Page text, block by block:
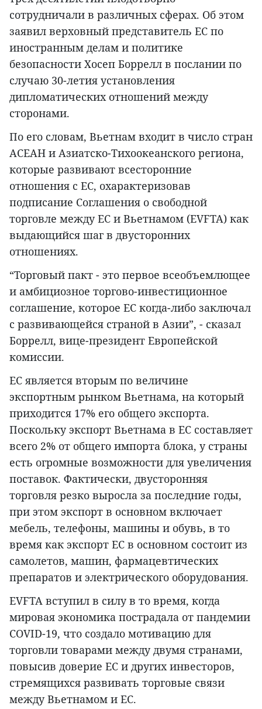
сотрудничали в различных сферах. Об этом
заявил верховный представитель ЕС по
иностранным делам и политике
безопасности Хосеп Боррелл в послании по
случаю 30-летия установления
дипломатических отношений между
сторонами.
По его словам, Вьетнам входит в число стран
АСЕАН и Азиатско-Тихоокеанского региона,
которые развивают всесторонние
отношения с ЕС, охарактеризовав
подписание Соглашения о свободной
торговле между ЕС и Вьетнамом (EVFTA) как
выдающийся шаг в двусторонних
отношениях.
“Торговый пакт - это первое всеобъемлющее
и амбициозное торгово-инвестиционное
соглашение, которое ЕС когда-либо заключал
с развивающейся страной в Азии”, - сказал
Боррелл, вице-президент Европейской
комиссии.
ЕС является вторым по величине
экспортным рынком Вьетнама, на который
приходится 17% его общего экспорта.
Поскольку экспорт Вьетнама в ЕС составляет
всего 2% от общего импорта блока, у страны
есть огромные возможности для увеличения
поставок. Фактически, двусторонняя
торговля резко выросла за последние годы,
при этом экспорт в основном включает
мебель, телефоны, машины и обувь, в то
время как экспорт ЕС в основном состоит из
самолетов, машин, фармацевтических
препаратов и электрического оборудования.
EVFTA вступил в силу в то время, когда
мировая экономика пострадала от пандемии
COVID-19, что создало мотивацию для
торговли товарами между двумя странами,
повысив доверие ЕС и других инвесторов,
стремящихся развивать торговые связи
между Вьетнамом и ЕС.